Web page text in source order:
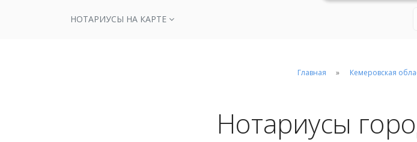
НОТАРИУСЫ НА КАРТЕ
Главная Кемеровская
Нотариусы